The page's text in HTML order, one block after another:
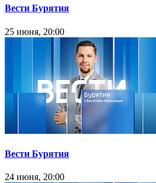
Вести Бурятия
25 июня, 20:00
Вести Бурятия
24 июня, 20:00